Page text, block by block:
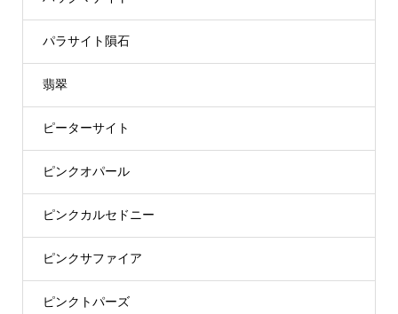
パラサイト隕石
翡翠
ピーターサイト
ピンクオパール
ピンクカルセドニー
ピンクサファイア
ピンクトパーズ